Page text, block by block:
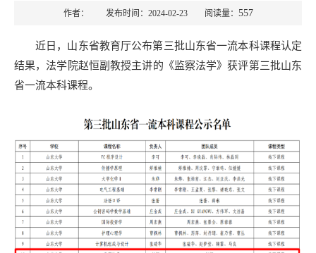
作者： 发布时间：2024-02-23 阅读量： 557
近日，山东省教育厅公布第三批山东省一流本科课程认定
结果，法学院赵恒副教授主讲的《监察法学》获评第三批山东
省一流本科课程。